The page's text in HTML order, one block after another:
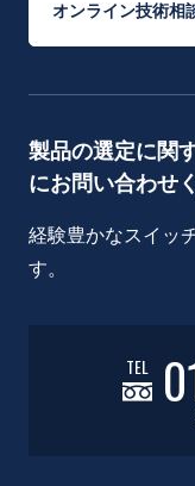
オンライン技術相
製品の選定に関
にお問い合わせ
経験豊かなスイッ
す。
TEL